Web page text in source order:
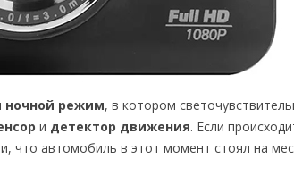
ночной режим, в котором
и детектор движения. Если
что автомобиль в этот момент стоял на